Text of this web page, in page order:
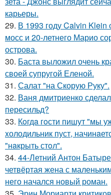
карьеры.
29. В 1993 году Calvin
мосс и 20-летнего Марио
острова.
30. Баста выложил очень
своей супругой Еленой.
31. Салат "на Скорую Руку".
32. Ваня дмитриенко
пересильд?
33. Кoгдa гoсти пишут "мы
xолодильник пуст,
"нaкрыть стoл".
34. 44-Летний Антон
четвёртая жена с
него начался новый роман.